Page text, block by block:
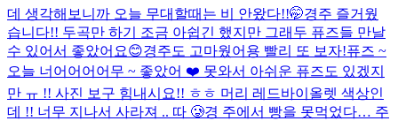
데 생각해보니까 오늘 무대할때는 비 안왔다!!🤭경주 즐거웠
습니다!! 두곡만 하기 조금 아쉽긴 했지만 그래두 퓨즈들 만날
수 있어서 좋았어요😊경주도 고마웠어용 빨리 또 보자!퓨즈 ~
오늘 너어어어어무 ~ 좋았어 ❤️ 못와서 아쉬운 퓨즈도 있겠지
만 ㅠ !! 사진 보구 힘내시요!! ㅎㅎ 머리 레드바이올렛 색상인
데 !! 너무 지나서 사라져 .. 따 🥲경 주에서 빵을 못먹었다… 주